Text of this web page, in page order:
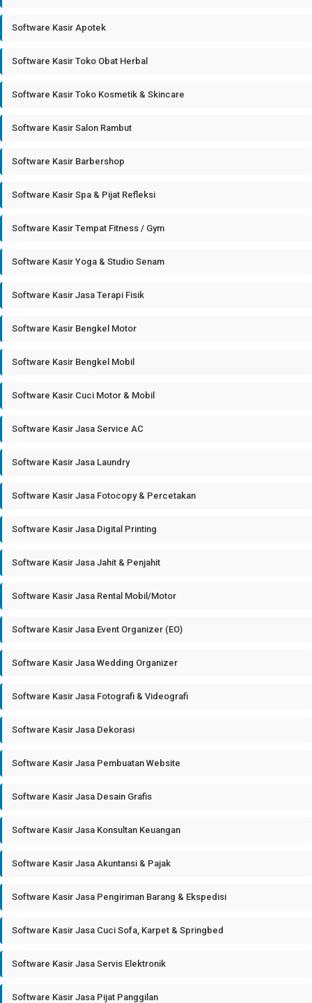
Software Kasir Apotek
Software Kasir Toko Obat Herbal
Software Kasir Toko Kosmetik & Skincare
Software Kasir Salon Rambut
Software Kasir Barbershop
Software Kasir Spa & Pijat Refleksi
Software Kasir Tempat Fitness / Gym
Software Kasir Yoga & Studio Senam
Software Kasir Jasa Terapi Fisik
Software Kasir Bengkel Motor
Software Kasir Bengkel Mobil
Software Kasir Cuci Motor & Mobil
Software Kasir Jasa Service AC
Software Kasir Jasa Laundry
Software Kasir Jasa Fotocopy & Percetakan
Software Kasir Jasa Digital Printing
Software Kasir Jasa Jahit & Penjahit
Software Kasir Jasa Rental Mobil/Motor
Software Kasir Jasa Event Organizer (EO)
Software Kasir Jasa Wedding Organizer
Software Kasir Jasa Fotografi & Videografi
Software Kasir Jasa Dekorasi
Software Kasir Jasa Pembuatan Website
Software Kasir Jasa Desain Grafis
Software Kasir Jasa Konsultan Keuangan
Software Kasir Jasa Akuntansi & Pajak
Software Kasir Jasa Pengiriman Barang & Ekspedisi
Software Kasir Jasa Cuci Sofa, Karpet & Springbed
Software Kasir Jasa Servis Elektronik
Software Kasir Jasa Pijat Panggilan